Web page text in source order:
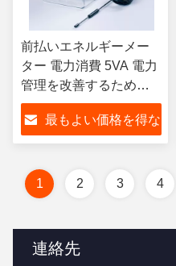
連絡先
前払いエネルギーメー
ター 電力消費 5VA 電力
管理を改善するための
電流線 1VA -25C- 55C
最もよい価格を得な
1 2 3 4